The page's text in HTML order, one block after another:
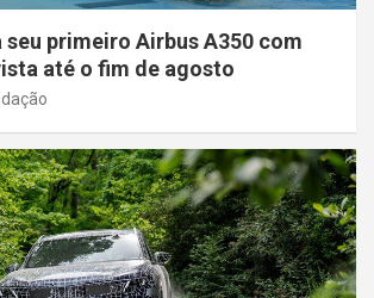
seu primeiro Airbus A350 com
até o fim de agosto